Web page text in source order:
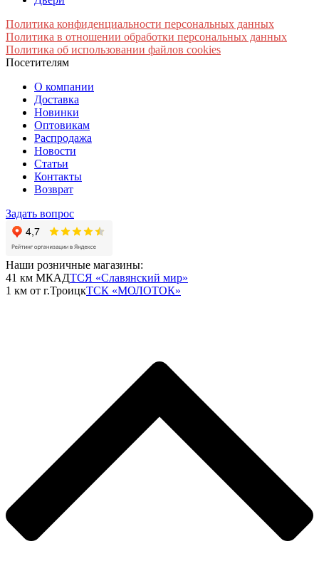
Политика конфиденциальности персональных данных
Политика в отношении обработки персональных данных
Политика об использовании файлов cookies
Посетителям
О компании
Доставка
Новинки
Оптовикам
Распродажа
Новости
Статьи
Контакты
Возврат
Задать вопрос
Наши розничные магазины:
41 км МКАДТСЯ «Славянский мир»
1 км от г.ТроицкТСК «МОЛОТОК»